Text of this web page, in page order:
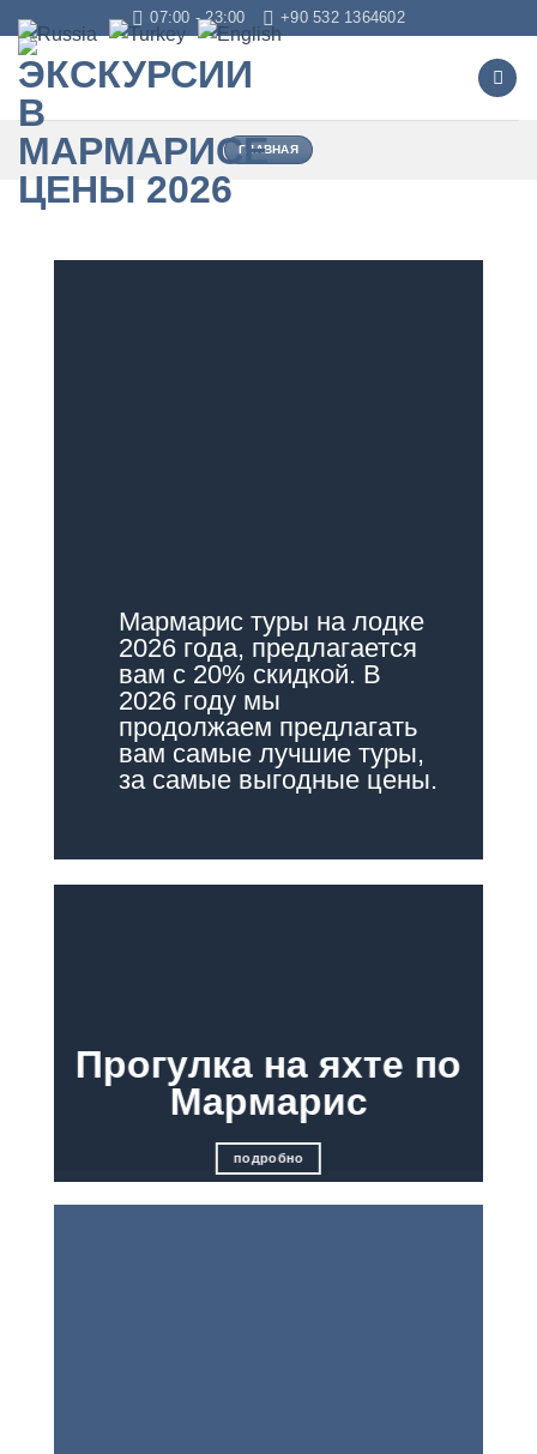
content
07:00 - 23:00 +90 532 1364602
ГЛАВНАЯ
Мармарис туры на лодке
2026 года, предлагается
вам с 20% скидкой. В
2026 году мы
продолжаем предлагать
вам самые лучшие туры,
за самые выгодные цены.
Прогулка на яхте по
Мармарис
подробно